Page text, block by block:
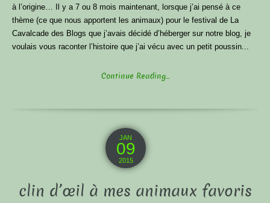
à l’origine… Il y a 7 ou 8 mois maintenant, lorsque j’ai pensé à ce
thème (ce que nous apportent les animaux) pour le festival de La
Cavalcade des Blogs que j’avais décidé d’héberger sur notre blog, je
voulais vous raconter l’histoire que j’ai vécu avec un petit poussin...
Continue Reading...
JAN
09
2015
clin d’œil à mes animaux favoris